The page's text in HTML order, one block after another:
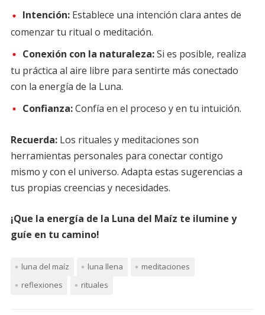
Intención:Establece una intención clara antes de
comenzar tu ritual o meditación.
Conexión con la naturaleza:Si es posible, realiza
tu práctica al aire libre para sentirte más conectado
con la energía de la Luna.
Confianza:Confía en el proceso y en tu intuición.
Recuerda:Los rituales y meditaciones son
herramientas personales para conectar contigo
mismo y con el universo. Adapta estas sugerencias a
tus propias creencias y necesidades.
¡Que la energía de la Luna del Maíz te ilumine y
guíe en tu camino!
luna del maíz luna llena
meditaciones
reflexiones
rituales